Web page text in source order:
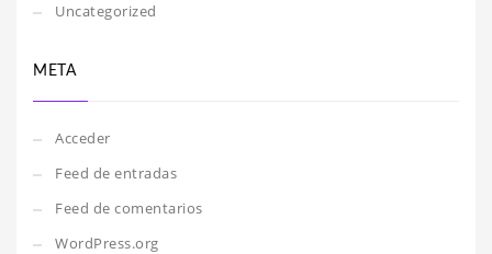
Uncategorized
META
Acceder
Feed de entradas
Feed de comentarios
WordPress.org